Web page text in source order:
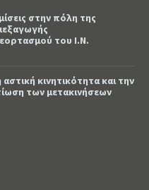
στην πόλη της
του Ι.Ν.
κινητικότητα και την
των μετακινήσεων